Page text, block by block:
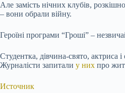
Але замість нічних клубів,
– вони обрали війну.
Героїні програми “Гроші” –
Студентка, дівчина-свято, актриса
Журналісти запитали у них про
Источник